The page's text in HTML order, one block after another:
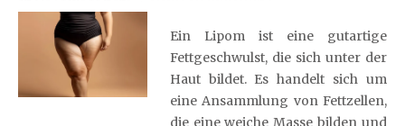
Ein Lipom ist eine gutartige
Fettgeschwulst, die sich unter der
Haut bildet. Es handelt sich um
eine Ansammlung von Fettzellen,
die eine weiche Masse bilden und